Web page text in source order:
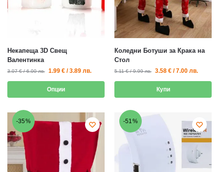
Некапеща 3D Свещ
Валентинка
3.07€ /6.00лв. 1.99 € /3.89 лв.
Опции
Коледни Ботуши за Крака на
Стол
5.11€ /9.99лв. 3.58 € /7.00 лв.
Купи
-35% -51%